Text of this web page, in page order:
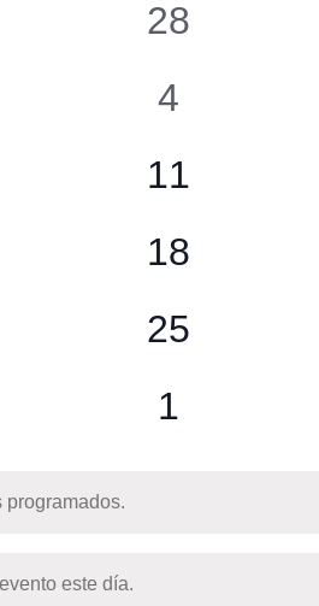
0
28
0
4
0
11
0
18
0
25
0
1
programados.
este día.